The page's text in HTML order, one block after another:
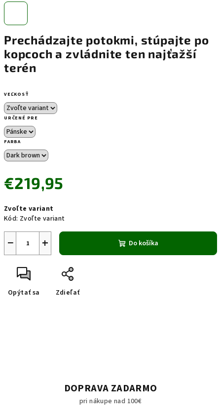
Prechádzajte potokmi, stúpajte po
kopcoch a zvládnite ten najťažší
terén
VEĽKOSŤ
URČENÉ PRE
FARBA
€219,95
cena:
Zvoľte variant
Kód: Zvoľte variant
+
− Do košíka
Opýtať sa Zdieľať
DOPRAVA ZADARMO
pri nákupe nad 100€